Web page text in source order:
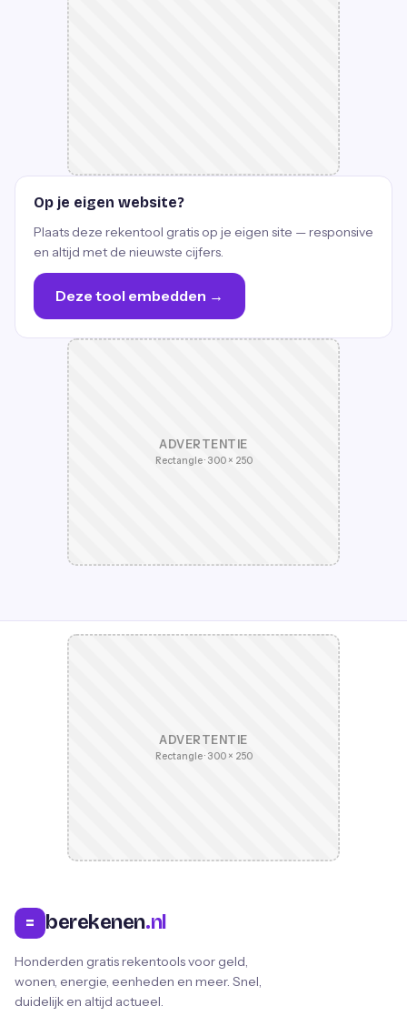
Op je eigen website?
Plaats deze rekentool gratis op je eigen site — responsive
en altijd met de nieuwste cijfers.
Deze tool embedden →
ADVERTENTIE
Rectangle · 300 × 250
ADVERTENTIE
Rectangle · 300 × 250
= berekenen.nl
Honderden gratis rekentools voor geld,
wonen, energie, eenheden en meer. Snel,
duidelijk en altijd actueel.